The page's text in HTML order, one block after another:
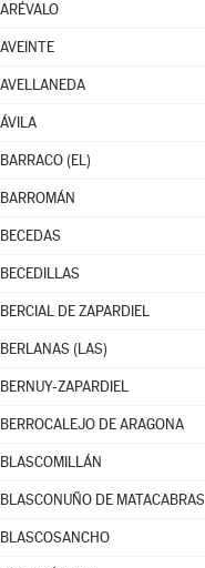
ARÉVALO
AVEINTE
AVELLANEDA
ÁVILA
BARRACO (EL)
BARROMÁN
BECEDAS
BECEDILLAS
BERCIAL DE ZAPARDIEL
BERLANAS (LAS)
BERNUY-ZAPARDIEL
BERROCALEJO DE ARAGONA
BLASCOMILLÁN
BLASCONUÑO DE MATACABRAS
BLASCOSANCHO